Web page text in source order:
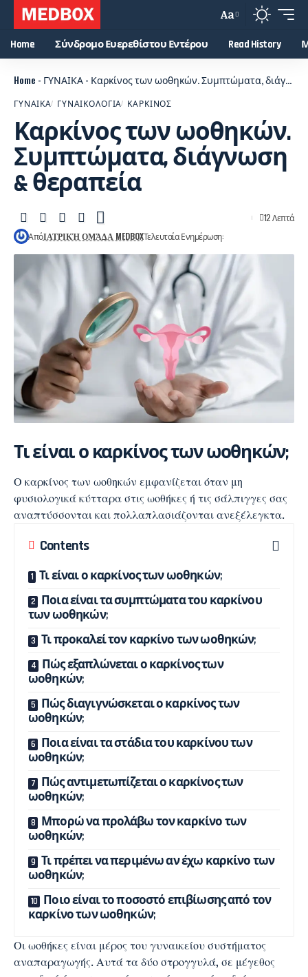
Aa
Home Σύνδρομο Ευερεθίστου Εντέρου Read History
Home - ΓΥΝΑΙΚΑ- Καρκίνος των ωοθηκών. Συμπτώματα, διάγνωση & θεραπεία
ΓΥΝΑΙΚΑ ΓΥΝΑΙΚΟΛΟΓΙΑ ΚΑΡΚΙΝΟΣ
Καρκίνος των ωοθηκών.
Συμπτώματα, διάγνωση
& θεραπεία
ΑπόΙΑΤΡΙΚΉ ΟΜΆΔΑ MEDBOXΤελευταία Ενημέρωση:
12 Λεπτά
Τι είναι ο καρκίνος των ωοθηκών;
Ο καρκίνος των ωοθηκών εμφανίζεται όταν μη
φυσιολογικά κύτταρα στις ωοθήκες ή τις σάλπιγγες σας
αναπτύσσονται και πολλαπλασιάζονται ανεξέλεγκτα.
Contents
Τι είναι ο καρκίνος των ωοθηκών;
Ποια είναι τα συμπτώματα του καρκίνου
των ωοθηκών;
Τι προκαλεί τον καρκίνο των ωοθηκών;
Πώς εξαπλώνεται ο καρκίνος των
ωοθηκών;
Πώς διαγιγνώσκεται ο καρκίνος των
ωοθηκών;
Ποια είναι τα στάδια του καρκίνου των
ωοθηκών;
Πώς αντιμετωπίζεται ο καρκίνος των
ωοθηκών;
Μπορώ να προλάβω τον καρκίνο των
ωοθηκών;
Τι πρέπει να περιμένω αν έχω καρκίνο των
ωοθηκών;
Ποιο είναι το ποσοστό επιβίωσης από τον
καρκίνο των ωοθηκών;
Οι ωοθήκες είναι μέρος του γυναικείου συστήματος
αναπαραγωγής. Αυτά τα δύο στρογγυλά, σε μέγεθος